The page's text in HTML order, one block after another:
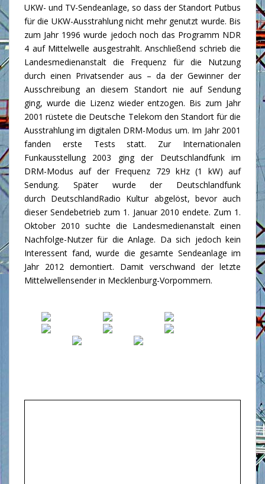
UKW- und TV-Sendeanlage, so dass der Standort Putbus
für die UKW-Ausstrahlung nicht mehr genutzt wurde. Bis
zum Jahr 1996 wurde jedoch noch das Programm NDR
4 auf Mittelwelle ausgestrahlt. Anschließend schrieb die
Landesmedienanstalt die Frequenz für die Nutzung
durch einen Privatsender aus – da der Gewinner der
Ausschreibung an diesem Standort nie auf Sendung
ging, wurde die Lizenz wieder entzogen. Bis zum Jahr
2001 rüstete die Deutsche Telekom den Standort für die
Ausstrahlung im digitalen DRM-Modus um. Im Jahr 2001
fanden erste Tests statt. Zur Internationalen
Funkausstellung 2003 ging der Deutschlandfunk im
DRM-Modus auf der Frequenz 729 kHz (1 kW) auf
Sendung. Später wurde der Deutschlandfunk
durch DeutschlandRadio Kultur abgelöst, bevor auch
dieser Sendebetrieb zum 1. Januar 2010 endete. Zum 1.
Oktober 2010 suchte die Landesmedienanstalt einen
Nachfolge-Nutzer für die Anlage. Da sich jedoch kein
Interessent fand, wurde die gesamte Sendeanlage im
Jahr 2012 demontiert. Damit verschwand der letzte
Mittelwellensender in Mecklenburg-Vorpommern.